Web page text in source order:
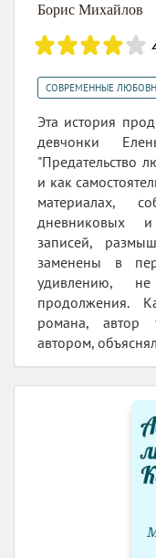
Борис Михайлов
СОВРЕМЕННЫЕ
Эта история
девчонки
"Предательство
и как
материалах,
дневниковых
записей,
заменены в
удивлению,
продолжения.
романа, автор
автором,